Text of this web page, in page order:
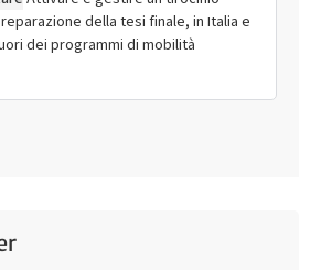
della tesi finale, in Italia e
dei programmi di mobilità